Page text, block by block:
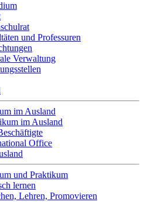
und Professuren
Verwaltung
im Ausland
im Ausland
Office
und Praktikum
lernen
Lehren, Promovieren